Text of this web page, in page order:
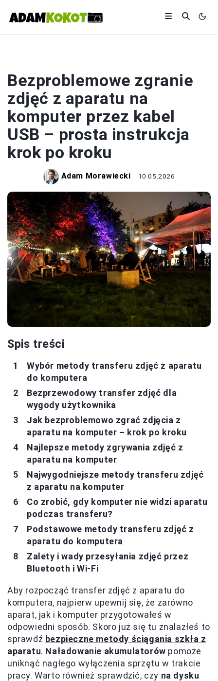
Bezproblemowe zgranie
zdjęć z aparatu na
komputer przez kabel
USB – prosta instrukcja
krok po kroku
Adam Morawiecki 10.05.2026
Spis treści
Wybór metody transferu zdjęć z aparatu
do komputera
Bezprzewodowy transfer zdjęć dla
wygody użytkownika
Jak bezproblemowo zgrać zdjęcia z
aparatu na komputer – krok po kroku
Najlepsze metody zgrywania zdjęć z
aparatu na komputer
Najwygodniejsze metody transferu zdjęć
z aparatu na komputer
Co zrobić, gdy komputer nie widzi aparatu
podczas transferu?
Podstawowe metody transferu zdjęć z
aparatu do komputera
Zalety i wady przesyłania zdjęć przez
Bluetooth i Wi-Fi
Aby rozpocząć transfer zdjęć z aparatu do
komputera, najpierw upewnij się, że zarówno
aparat, jak i komputer przygotowałeś w
odpowiedni sposób. Skoro już się tu znalazłeś to
sprawdź bezpieczne metody ściągania szkła z
aparatu. Naładowanie akumulatorów pomoże
uniknąć nagłego wyłączenia sprzętu w trakcie
pracy. Warto również sprawdzić, czy na dysku